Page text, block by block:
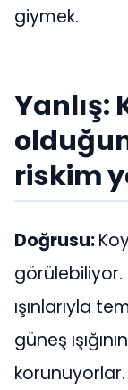
giymek.
Yanlış:
riskim
Doğrusu:
görülebiliyor.
ışınlarıyla
güneş
korunuyorlar.